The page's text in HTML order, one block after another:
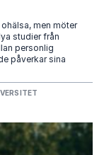
men möter
studier från
personlig
påverkar sina